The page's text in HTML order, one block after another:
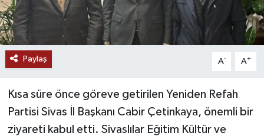
Paylaş A- A+
Kısa süre önce göreve getirilen Yeniden Refah
Partisi Sivas İl Başkanı Cabir Çetinkaya, önemli bir
ziyareti kabul etti. Sivaslılar Eğitim Kültür ve
TEKNOLOJİ
YAŞAM